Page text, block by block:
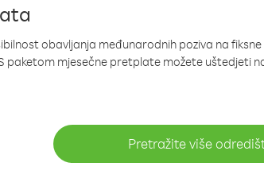
obavljanja međunarodnih poziva na
paketom mjesečne pretplate možete uštedjeti
Pretražite više